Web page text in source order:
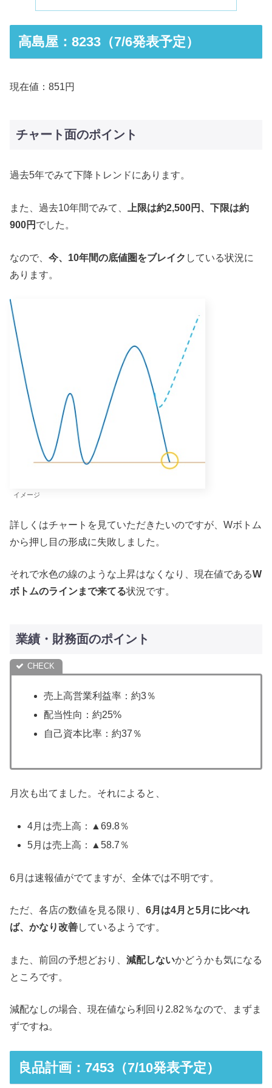
高島屋：8233（7/6発表予定）
現在値：851円
チャート面のポイント
過去5年でみて下降トレンドにあります。
また、過去10年間でみて、
上限は約2,500円、下限は約
900円 でした。
なので、 今、10年間の底値圏をブレイク している状況に
あります。
イメージ
詳しくはチャートを見ていただきたいのですが、Wボトム
から押し目の形成に失敗しました。
それで水色の線のような上昇はなくなり、現在値であるW
ボトムのラインまで来てる状況です。
業績・財務面のポイント
売上高営業利益率：約3％
配当性向：約25%
自己資本比率：約37％
月次も出てました。それによると、
4月は売上高：▲69.8％
5月は売上高：▲58.7％
6月は速報値がでてますが、全体では不明です。
ただ、各店の数値を見る限り、 6月は4月と5月に比べれ
ば、かなり改善しているようです。
また、前回の予想どおり、 減配しないかどうかも気になる
ところです。
減配なしの場合、現在値なら利回り2.82％なので、まずま
ずですね。
良品計画：7453（7/10発表予定）